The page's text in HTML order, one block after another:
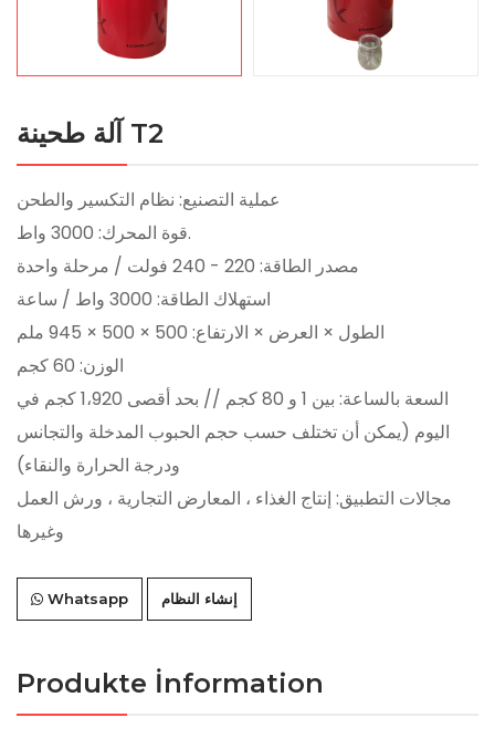
آلة طحينة T2
عملية التصنيع: نظام التكسير والطحن
قوة المحرك: 3000 واط.
مصدر الطاقة: 220 - 240 فولت / مرحلة واحدة
استهلاك الطاقة: 3000 واط / ساعة
الطول × العرض × الارتفاع: 500 × 500 × 945 ملم
الوزن: 60 كجم
السعة بالساعة: بين 1 و 80 كجم // بحد أقصى 1،920 كجم في
اليوم (يمكن أن تختلف حسب حجم الحبوب المدخلة والتجانس
ودرجة الحرارة والنقاء)
مجالات التطبيق: إنتاج الغذاء ، المعارض التجارية ، ورش العمل
وغيرها
Whatsapp إنشاء النظام
Produkte İnformation